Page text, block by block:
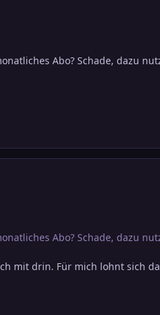
Abo? Schade, dazu
Abo? Schade, dazu
mit drin. Für mich lohnt sich